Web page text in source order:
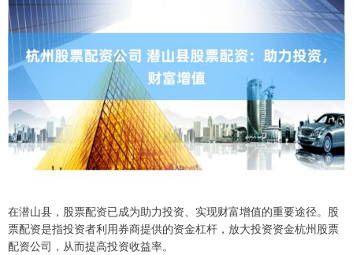
在潜山县，股票配资已成为助力投资、实现财富增值的重要途径。股
票配资是指投资者利用券商提供的资金杠杆，放大投资资金杭州股票
配资公司，从而提高投资收益率。